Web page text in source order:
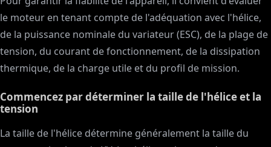
le moteur en tenant compte de l'adéquation avec l'hélice,
de la puissance nominale du variateur (ESC), de la plage de
tension, du courant de fonctionnement, de la dissipation
thermique, de la charge utile et du profil de mission.
Commencez par déterminer la taille de l'hélice et la
tension
La taille de l'hélice détermine généralement la taille du